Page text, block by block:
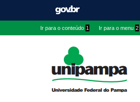
Ir para o conteúdo 1 Ir para o menu 2